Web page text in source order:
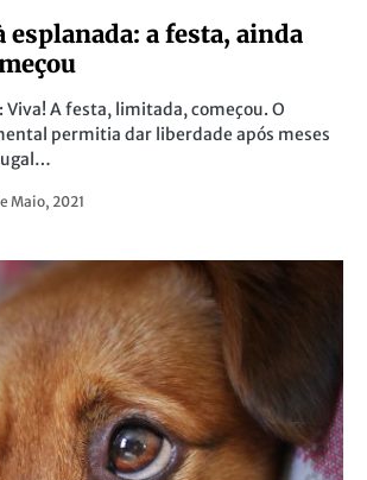
esplanada: a festa, ainda
Viva! A festa, limitada, começou. O
permitia dar liberdade após meses
Maio, 2021